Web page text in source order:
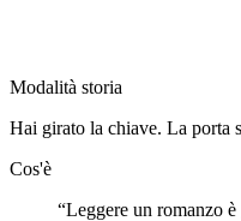
Modalità storia
Hai girato la chiave. La porta
Cos'è
“Leggere un romanzo